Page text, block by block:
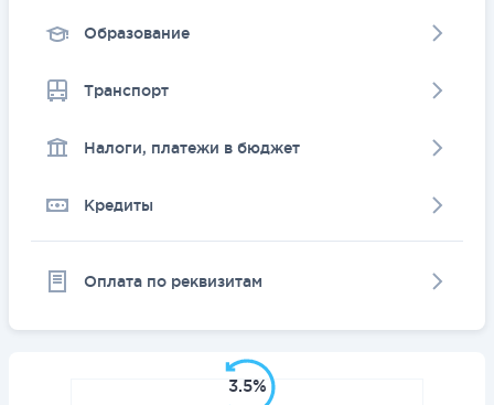
Образование
Транспорт
Налоги, платежи в бюджет
Кредиты
Оплата по реквизитам
3.5%